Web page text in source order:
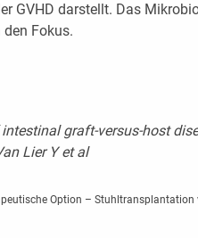
GVHD darstellt. Das
Fokus.
graft-versus-host
Lier Y et al
Option –